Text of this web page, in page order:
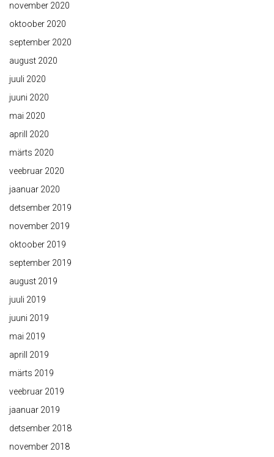
november 2020
oktoober 2020
september 2020
august 2020
juuli 2020
juuni 2020
mai 2020
aprill 2020
märts 2020
veebruar 2020
jaanuar 2020
detsember 2019
november 2019
oktoober 2019
september 2019
august 2019
juuli 2019
juuni 2019
mai 2019
aprill 2019
märts 2019
veebruar 2019
jaanuar 2019
detsember 2018
november 2018